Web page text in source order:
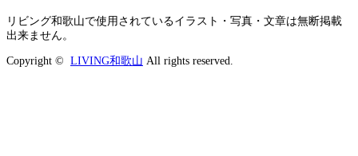
リビング和歌山で使用されているイラスト・写真・文章は無断掲載
出来ません。
Copyright © LIVING和歌山 All rights reserved.